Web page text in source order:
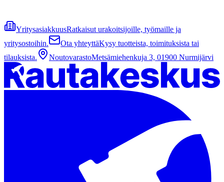
YritysasiakkuusRatkaisut urakoitsijoille, työmaille ja
yritysostoihin.
Ota yhteyttäKysy tuotteista, toimituksista tai
tilauksista.
NoutovarastoMetsämiehenkuja 3, 01900 Nurmijärvi